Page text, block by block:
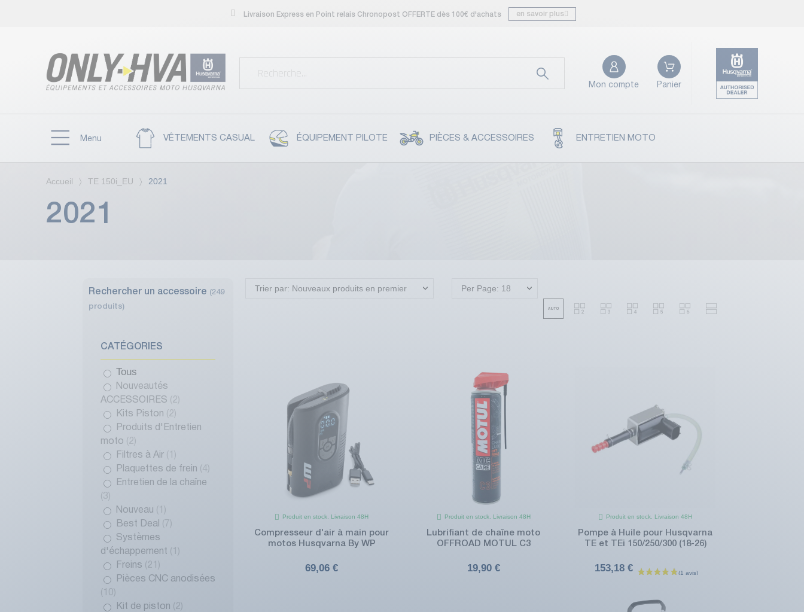
Livraison Express en Point relais Chronopost OFFERTE dès 100€ d'achats en savoir plus
Mon compte Panier
Menu VÊTEMENTS CASUAL ÉQUIPEMENT PILOTE PIÈCES & ACCESSOIRES ENTRETIEN MOTO
Accueil TE 150i_EU 2021
2021
Rechercher un accessoire (249
produits)
CATÉGORIES
Tous
Nouveautés
ACCESSOIRES
(2)
Kits Piston
(2)
Produits d'Entretien
moto
(2)
Filtres à Air
Plaquettes de frein
(4)
Entretien de la chaîne
(3)
Nouveau
Best Deal
(7)
Systèmes
d'échappement
Freins
(21)
Pièces CNC anodisées
(10)
Kit de piston
(2)
Trier par: Nouveaux produits en premier Per Page: 18
Produit en stock. Livraison 48H
Compresseur d'air à main pour
motos Husqvarna By WP
69,06 €
Produit en stock. Livraison 48H
Lubrifiant de chaîne moto
OFFROAD MOTUL C3
19,90 €
Produit en stock. Livraison 48H
Pompe à Huile pour Husqvarna
TE et TEi 150/250/300 (18-26)
153,18 €